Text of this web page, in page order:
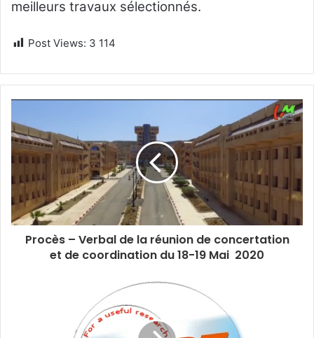
meilleurs travaux sélectionnés.
Post Views: 3 114
Procès – Verbal de la réunion de concertation
et de coordination du 18-19 Mai 2020